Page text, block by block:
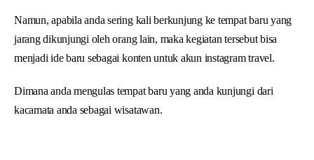
Namun, apabila anda sering kali berkunjung ke tempat baru yang
jarang dikunjungi oleh orang lain, maka kegiatan tersebut bisa
menjadi ide baru sebagai konten untuk akun instagram travel.
Dimana anda mengulas tempat baru yang anda kunjungi dari
kacamata anda sebagai wisatawan.